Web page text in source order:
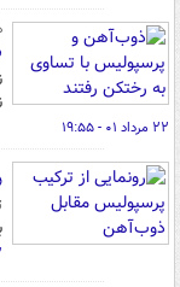
۲۲ مرداد ۰۱ - ۱۹:۵۵